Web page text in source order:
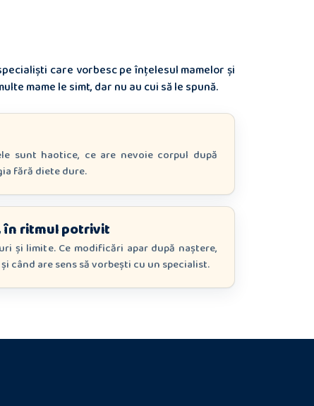
care vorbesc pe înțelesul mamelor și
mame le simt, dar nu au cui să le spună.
sunt haotice, ce are nevoie corpul după
fără diete dure.
în ritmul potrivit
și limite. Ce modificări apar după naștere,
când are sens să vorbești cu un specialist.